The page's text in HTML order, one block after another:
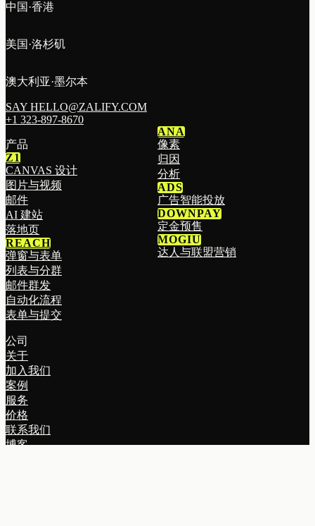
中国·香港
美国·洛杉矶
澳大利亚·墨尔本
SAY HELLO@ZALIFY.COM
+1 323-897-8670
产品
Z1
CANVAS 设计
图片与视频
邮件
AI 建站
落地页
REACH
弹窗与表单
列表与分群
邮件群发
自动化流程
表单与提交
ANA
像素
归因
分析
ADS
广告智能投放
DOWNPAY
定金预售
MOGIU
达人与联盟营销
公司
关于
加入我们
案例
服务
价格
联系我们
博客